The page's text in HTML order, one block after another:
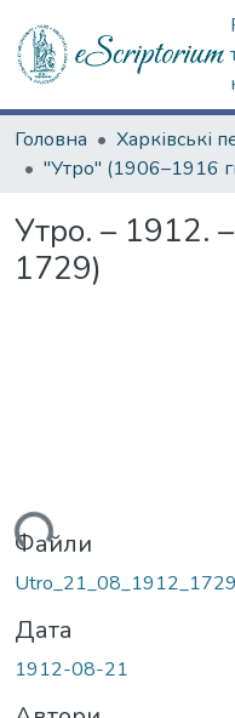
Головна
"Утро" (1906–1916
Утро. – 1912.
1729)
Файли
Дата
1912-08-21